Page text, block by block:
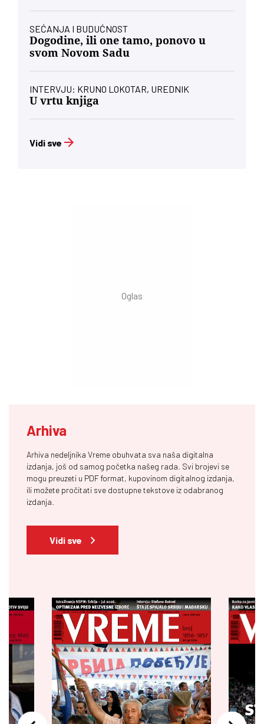
SEĆANJA I BUDUĆNOST
Dogodine, ili one tamo, ponovo u
svom Novom Sadu
INTERVJU: KRUNO LOKOTAR, UREDNIK
U vrtu knjiga
Vidi sve
Arhiva
Arhiva nedeljnika Vreme obuhvata sva naša digitalna
izdanja, još od samog početka našeg rada. Svi brojevi se
mogu preuzeti u PDF format, kupovinom digitalnog izdanja,
ili možete pročitati sve dostupne tekstove iz odabranog
izdanja.
Vidi sve